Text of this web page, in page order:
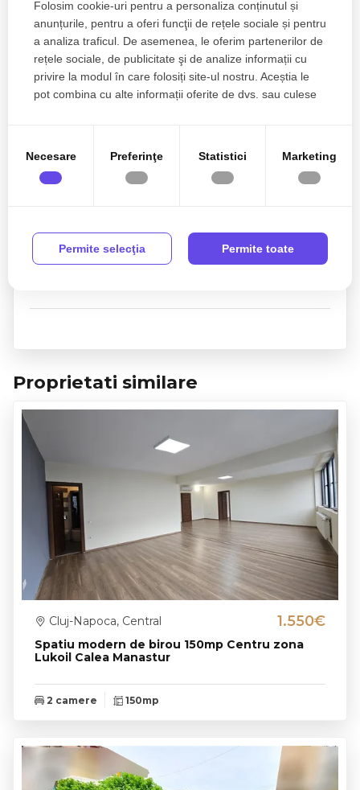
Proprietati similare
Spatiu modern de birou 150mp Centru zona
Lukoil Calea Manastur
Cluj-Napoca, Central 1.550€
2 camere 150mp
Folosim cookie-uri pentru a personaliza conținutul și
anunțurile, pentru a oferi funcţii de rețele sociale și pentru
a analiza traficul. De asemenea, le oferim partenerilor de
rețele sociale, de publicitate şi de analize informații cu
privire la modul în care folosiți site-ul nostru. Aceștia le
pot combina cu alte informații oferite de dvs. sau culese
Necesare Preferinţe Statistici Marketing
Permite selecţia Permite toate